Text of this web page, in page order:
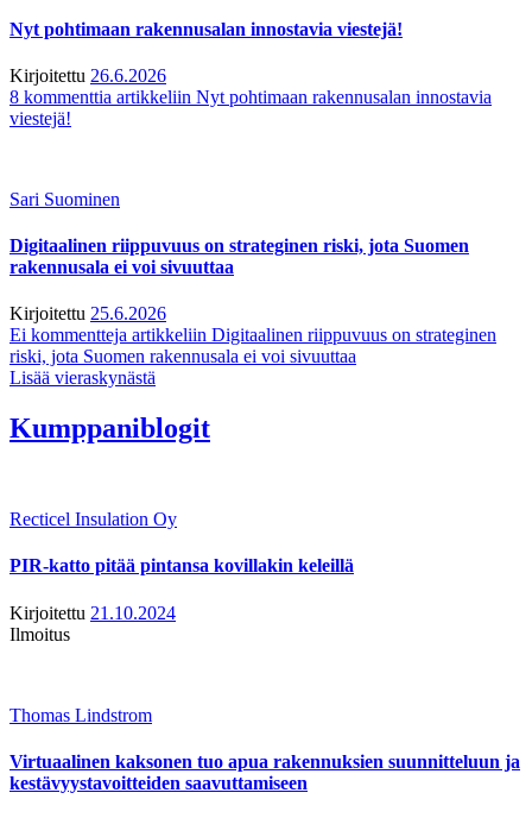
Nyt pohtimaan rakennusalan innostavia viestejä!
Kirjoitettu 26.6.2026
8 kommenttia artikkeliin Nyt pohtimaan rakennusalan innostavia
viestejä!
Sari Suominen
Digitaalinen riippuvuus on strateginen riski, jota Suomen
rakennusala ei voi sivuuttaa
Kirjoitettu 25.6.2026
Ei kommentteja artikkeliin Digitaalinen riippuvuus on strateginen
riski, jota Suomen rakennusala ei voi sivuuttaa
Lisää vieraskynästä
Kumppaniblogit
Recticel Insulation Oy
PIR-katto pitää pintansa kovillakin keleillä
Kirjoitettu 21.10.2024
Ilmoitus
Thomas Lindstrom
Virtuaalinen kaksonen tuo apua rakennuksien suunnitteluun ja
kestävyystavoitteiden saavuttamiseen